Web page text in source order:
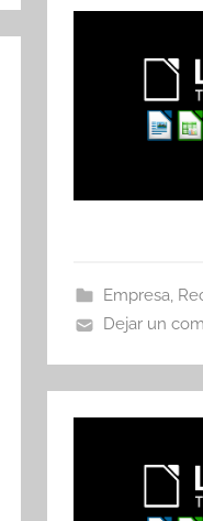
Empresa,
Dejar un